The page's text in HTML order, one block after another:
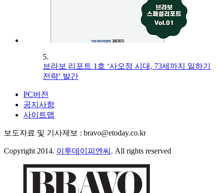
5.
브라보 리포트 1호 ‘사오정 시대, 73세까지 일하기
전략’ 발간
PC버전
공지사항
사이트맵
보도자료 및 기사제보 : bravo@etoday.co.kr
Copyright 2014. 이투데이피엔씨 . All rights reserved